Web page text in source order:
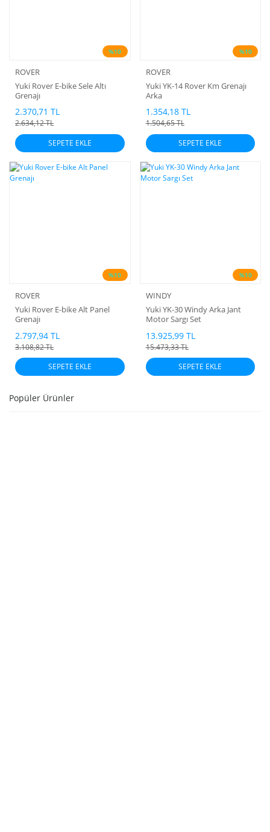
%10
ROVER
Yuki Rover E-bike Sele Altı
Grenajı
2.370,71 TL
2.634,12 TL
SEPETE EKLE
%10
ROVER
Yuki YK-14 Rover Km Grenajı
Arka
1.354,18 TL
1.504,65 TL
SEPETE EKLE
%10
ROVER
Yuki Rover E-bike Alt Panel
Grenajı
2.797,94 TL
3.108,82 TL
SEPETE EKLE
%10
WINDY
Yuki YK-30 Windy Arka Jant
Motor Sargı Set
13.925,99 TL
15.473,33 TL
SEPETE EKLE
Popüler Ürünler